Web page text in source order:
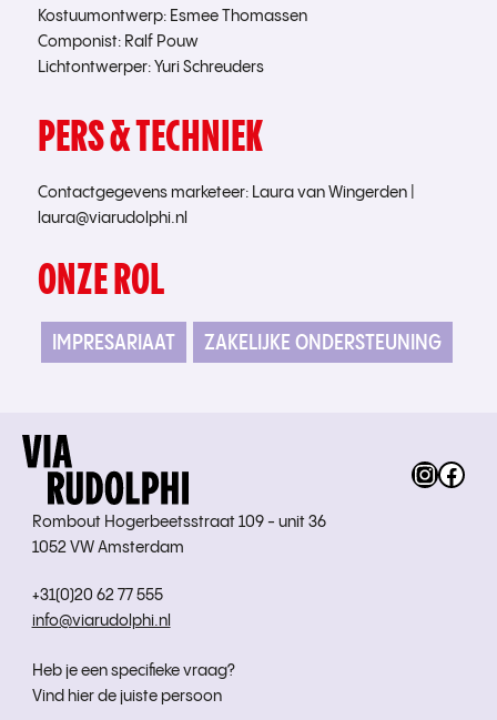
Kostuumontwerp: Esmee Thomassen
Componist: Ralf Pouw
Lichtontwerper: Yuri Schreuders
PERS & TECHNIEK
Contactgegevens marketeer: Laura van Wingerden |
laura@viarudolphi.nl
ONZE ROL
IMPRESARIAAT ZAKELIJKE ONDERSTEUNING
Rombout Hogerbeetsstraat 109 - unit 36
1052 VW Amsterdam
+31(0)20 62 77 555
info@viarudolphi.nl
Heb je een specifieke vraag?
Vind hier de juiste persoon